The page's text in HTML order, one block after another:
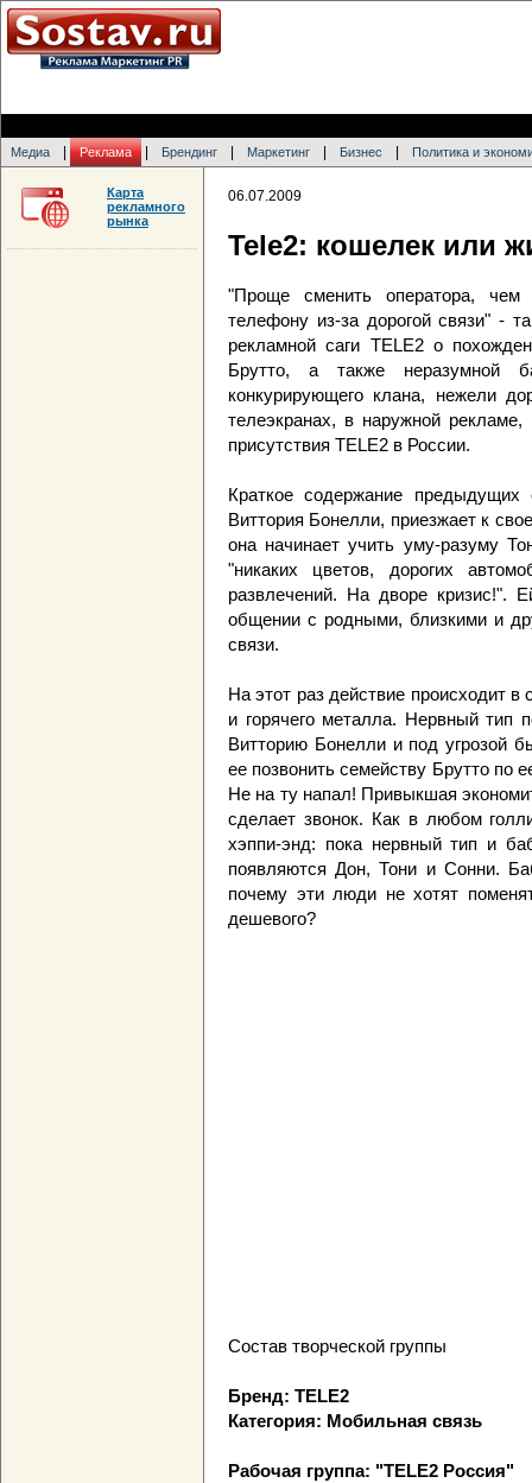
Медиа Реклама Брендинг Маркетинг Бизнес Политика и
06.07.2009
Tele2: кошелек или
"Проще сменить оператора,
телефону из-за дорогой связи" -
рекламной саги TELE2 о
Брутто, а также неразумной
конкурирующего клана, нежели
телеэкранах, в наружной
присутствия TELE2 в России.
Краткое содержание
Виттория Бонелли, приезжает к
она начинает учить уму-разуму
"никаких цветов, дорогих
развлечений. На дворе кризис!".
общении с родными, близкими и
связи.
На этот раз действие происходит
и горячего металла. Нервный тип
Витторию Бонелли и под угрозой
ее позвонить семейству Брутто по
Не на ту напал! Привыкшая
сделает звонок. Как в любом
хэппи-энд: пока нервный тип и
появляются Дон, Тони и Сонни.
почему эти люди не хотят
дешевого?
Состав творческой группы
Бренд: TELE2
Категория: Мобильная связь
Рабочая группа: "TELE2 Россия"
Карта
рекламного
рынка